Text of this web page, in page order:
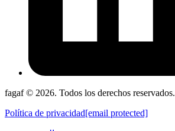
fagaf © 2026. Todos los derechos reservados.
Política de privacidad[email protected]